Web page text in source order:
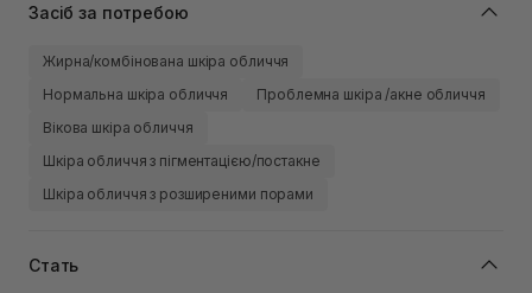
Засіб за потребою
Жирна/комбінована шкіра обличчя
Нормальна шкіра обличчя
Проблемна шкіра /акне обличчя
Вікова шкіра обличчя
Шкіра обличчя з пігментацією/постакне
Шкіра обличчя з розширеними порами
Стать